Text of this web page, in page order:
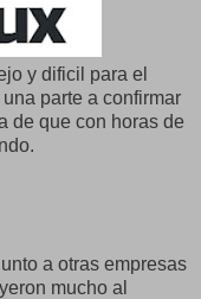
y dificil para el
parte a confirmar
de que con horas de
a otras empresas
mucho al